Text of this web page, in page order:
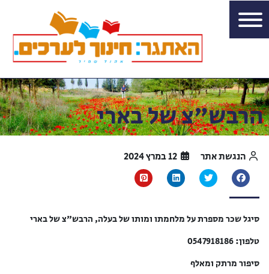
הרבש"צ של בארי
הנגשת אתר
סיגל שכר מספרת על מלחמתו ומותו של בעלה, הרבש"צ של בארי
טלפון: 0547918186
סיפור מרתק ומאלף